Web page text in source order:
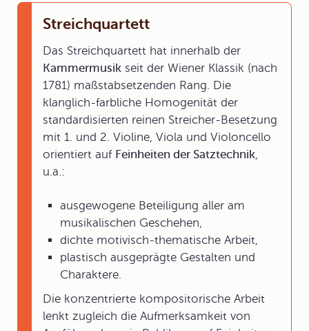
Streichquartett
Das Streichquartett hat innerhalb der
Kammermusik seit der Wiener Klassik (nach
1781) maßstabsetzenden Rang. Die
klanglich-farbliche Homogenität der
standardisierten reinen Streicher-Besetzung
mit 1. und 2. Violine, Viola und Violoncello
orientiert auf Feinheiten der Satztechnik,
u.a.:
ausgewogene Beteiligung aller am
musikalischen Geschehen,
dichte motivisch-thematische Arbeit,
plastisch ausgeprägte Gestalten und
Charaktere.
Die konzentrierte kompositorische Arbeit
lenkt zugleich die Aufmerksamkeit von